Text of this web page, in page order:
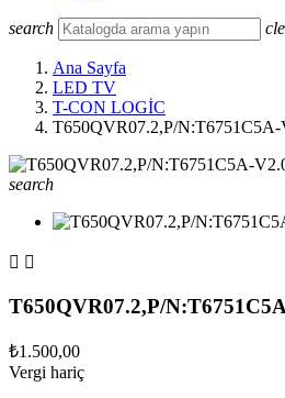
search
Ana Sayfa
LED TV
T-CON LOGİC
T650QVR07.2,P/
search
 
T650QVR07.2,P/
₺1.500,00
Vergi hariç